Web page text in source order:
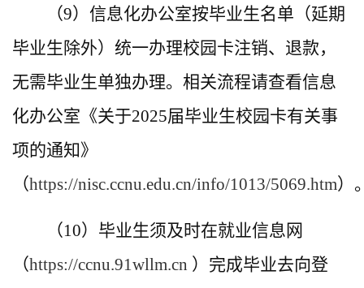
（9）信息化办公室按毕业生名单（延期
毕业生除外）统一办理校园卡注销、退款，
无需毕业生单独办理。相关流程请查看信息
化办公室《关于2025届毕业生校园卡有关事
项的通知》
（https://nisc.ccnu.edu.cn/info/1013/5069.htm）
（10）毕业生须及时在就业信息网
（https://ccnu.91wllm.cn ）完成毕业去向登